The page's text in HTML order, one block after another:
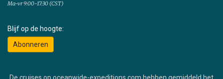
Ma-vr 9:00-17:30 (CST)
Blijf op de hoogte:
Abonneren